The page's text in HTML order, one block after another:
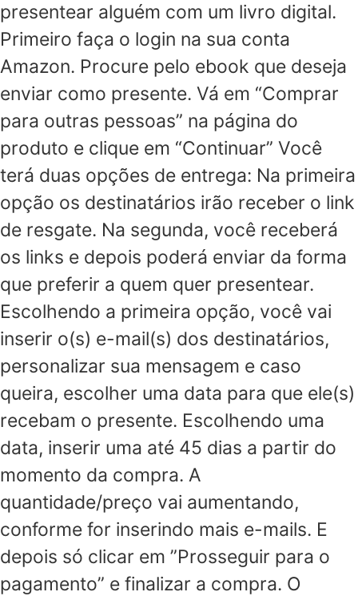
presentear alguém com um livro digital.
Primeiro faça o login na sua conta
Amazon. Procure pelo ebook que deseja
enviar como presente. Vá em “Comprar
para outras pessoas” na página do
produto e clique em “Continuar” Você
terá duas opções de entrega: Na primeira
opção os destinatários irão receber o link
de resgate. Na segunda, você receberá
os links e depois poderá enviar da forma
que preferir a quem quer presentear.
Escolhendo a primeira opção, você vai
inserir o(s) e-mail(s) dos destinatários,
personalizar sua mensagem e caso
queira, escolher uma data para que ele(s)
recebam o presente. Escolhendo uma
data, inserir uma até 45 dias a partir do
momento da compra. A
quantidade/preço vai aumentando,
conforme for inserindo mais e-mails. E
depois só clicar em ”Prosseguir para o
pagamento” e finalizar a compra. O